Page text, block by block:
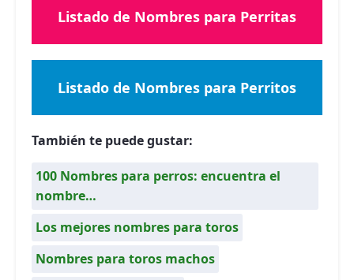
Listado de Nombres para Perritas
Listado de Nombres para Perritos
También te puede gustar:
100 Nombres para perros: encuentra el
nombre…
Los mejores nombres para toros
Nombres para toros machos